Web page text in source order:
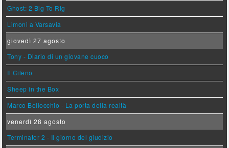
Ghost: 2 Big To Rig
Limoni a Varsavia
giovedì 27 agosto
Tony - Diario di un giovane cuoco
Il Cileno
Sheep in the Box
Marco Bellocchio - La porta della realtà
venerdì 28 agosto
Terminator 2 - Il giorno del giudizio